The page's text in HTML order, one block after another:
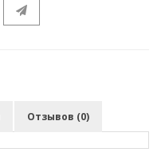
Отзывов (0)